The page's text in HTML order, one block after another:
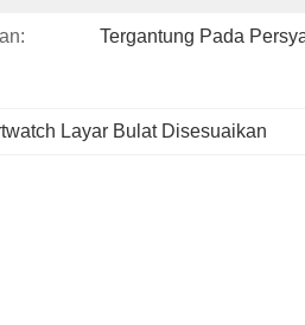
Tergantung Pada
Layar Bulat Disesuaikan